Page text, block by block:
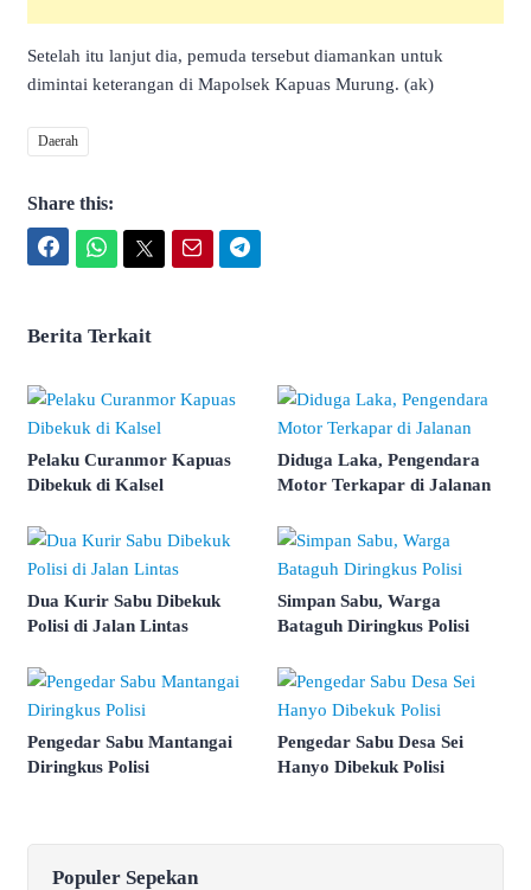
Setelah itu lanjut dia, pemuda tersebut diamankan untuk
dimintai keterangan di Mapolsek Kapuas Murung. (ak)
Daerah
Share this:
Berita Terkait
Pelaku Curanmor Kapuas
Dibekuk di Kalsel
Diduga Laka, Pengendara
Motor Terkapar di Jalanan
Dua Kurir Sabu Dibekuk
Polisi di Jalan Lintas
Simpan Sabu, Warga
Bataguh Diringkus Polisi
Pengedar Sabu Mantangai
Diringkus Polisi
Pengedar Sabu Desa Sei
Hanyo Dibekuk Polisi
Populer Sepekan